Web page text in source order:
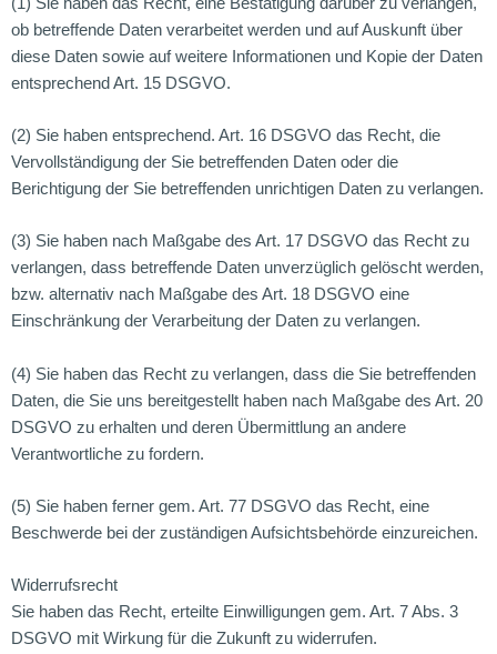
ob betreffende Daten verarbeitet werden und auf Auskunft über
diese Daten sowie auf weitere Informationen und Kopie der Daten
entsprechend Art. 15 DSGVO.
(2) Sie haben entsprechend. Art. 16 DSGVO das Recht, die
Vervollständigung der Sie betreffenden Daten oder die
Berichtigung der Sie betreffenden unrichtigen Daten zu verlangen.
(3) Sie haben nach Maßgabe des Art. 17 DSGVO das Recht zu
verlangen, dass betreffende Daten unverzüglich gelöscht werden,
bzw. alternativ nach Maßgabe des Art. 18 DSGVO eine
Einschränkung der Verarbeitung der Daten zu verlangen.
(4) Sie haben das Recht zu verlangen, dass die Sie betreffenden
Daten, die Sie uns bereitgestellt haben nach Maßgabe des Art. 20
DSGVO zu erhalten und deren Übermittlung an andere
Verantwortliche zu fordern.
(5) Sie haben ferner gem. Art. 77 DSGVO das Recht, eine
Beschwerde bei der zuständigen Aufsichtsbehörde einzureichen.
Widerrufsrecht
Sie haben das Recht, erteilte Einwilligungen gem. Art. 7 Abs. 3
DSGVO mit Wirkung für die Zukunft zu widerrufen.